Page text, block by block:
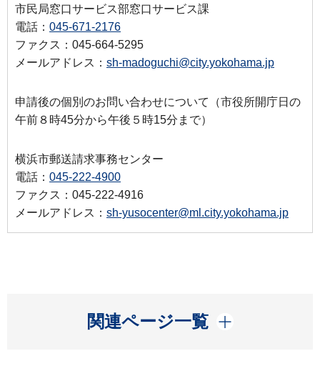
市民局窓口サービス部窓口サービス課
電話： 045-671-2176
ファクス：045-664-5295
メールアドレス： sh-madoguchi@city.yokohama.jp
申請後の個別のお問い合わせについて（市役所開庁日の
午前８時45分から午後５時15分まで）
横浜市郵送請求事務センター
電話： 045-222-4900
ファクス：045-222-4916
メールアドレス： sh-yusocenter@ml.city.yokohama.jp
関連ページ一覧
開く